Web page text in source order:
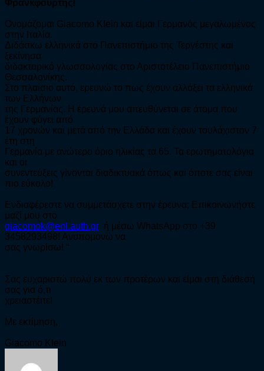
Φρανκφούρτης!
Ονομάζομαι Giacomo Klein και είμαι Γερμανός μεγαλωμένος
στην Ιταλία.
Διδάσκω ελληνικά στο Πανεπιστήμιο της Τεργέστης και
ξεκίνησα
διδακτορικό γλωσσολογίας στο Αριστοτέλειο Πανεπιστήμιο
Θεσσαλονίκης.
Στο πλαίσιο αυτό, ερευνώ το πως έχουν αλλάξει τα ελληνικά
των Ελλήνων
της Γερμανίας. Η έρευνά μου απευθύνεται σε άτομα που
έχουν φύγει από
17 χρονών και μετά από την Ελλάδα και έχουν τουλάχιστον 7
έτη στη
Γερμανία με ανώτερο όριο ηλικίας τα 65. Τα ερωτηματολόγια
και οι
συνεντεύξεις γίνονται διαδικτυακά όπως και όποτε σας είναι
πιο εύκολο!
Ενδιαφέρεστε να συμμετάσχετε στην έρευνα; Επικοινωνήστε
μαζί μου στο
giacomok@enl.auth.gr ή μέσω WhatsApp στο +39
3458293498! Ανυπομονώ να
σας γνωρίσω! “
Σας ευχαριστώ πολύ εκ των προτέρων και είμαι στη διάθεσή
σας για ό,τι
χρειαστέιτε!
Με εκτίμηση,
Giacomo Klein